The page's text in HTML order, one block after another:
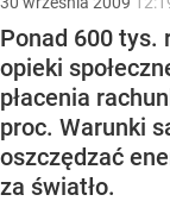
Ponad 600 tys.
opieki
płacenia
proc. Warunki
oszczędzać
za światło.